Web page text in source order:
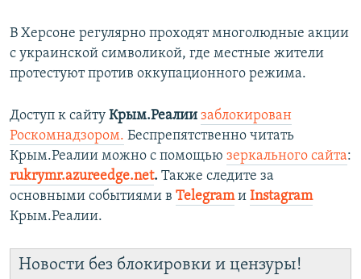
В Херсоне регулярно проходят многолюдные акции
с украинской символикой, где местные жители
протестуют против оккупационного режима.
Доступ к сайту Крым.Реалии заблокирован
Роскомнадзором. Беспрепятственно читать
Крым.Реалии можно с помощью зеркального сайта:
rukrymr.azureedge.net. Также следите за
основными событиями в Telegramи Instagram
Крым.Реалии.
Новости без блокировки и цензуры!